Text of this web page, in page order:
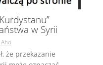
w Syrii
że przekazanie